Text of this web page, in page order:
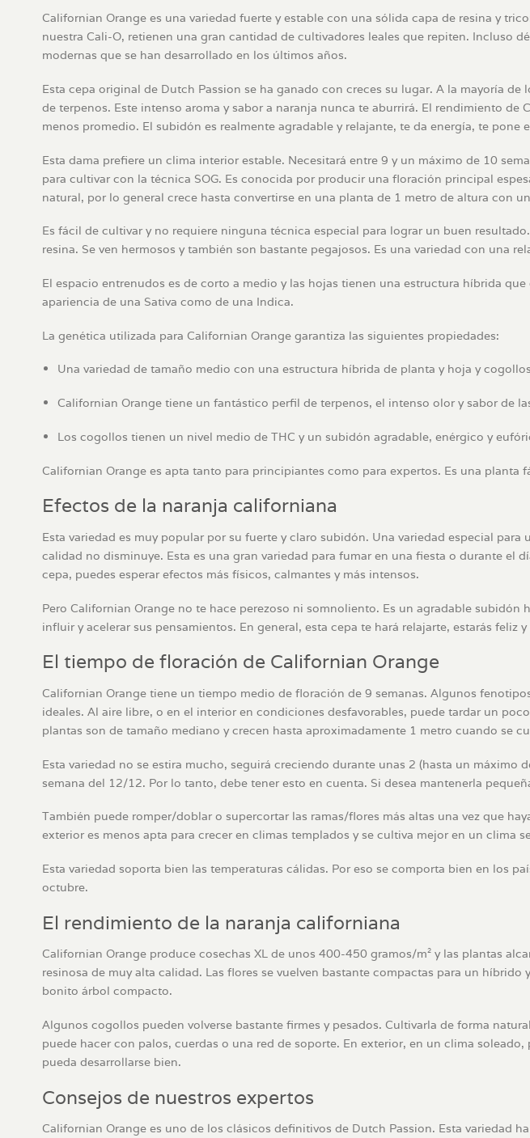
Californian Orange es una variedad fuerte y estable con una sólida capa de resina y
nuestra Cali-O, retienen una gran cantidad de cultivadores leales que repiten. Incluso
modernas que se han desarrollado en los últimos años.
Esta cepa original de Dutch Passion se ha ganado con creces su lugar. A la mayoría
de terpenos. Este intenso aroma y sabor a naranja nunca te aburrirá. El rendimiento
menos promedio. El subidón es realmente agradable y relajante, te da energía, te
Esta dama prefiere un clima interior estable. Necesitará entre 9 y un máximo de 10
para cultivar con la técnica SOG. Es conocida por producir una floración principal
natural, por lo general crece hasta convertirse en una planta de 1 metro de altura con
Es fácil de cultivar y no requiere ninguna técnica especial para lograr un buen
resina. Se ven hermosos y también son bastante pegajosos. Es una variedad con una
El espacio entrenudos es de corto a medio y las hojas tienen una estructura híbrida
apariencia de una Sativa como de una Indica.
La genética utilizada para Californian Orange garantiza las siguientes propiedades:
Una variedad de tamaño medio con una estructura híbrida de planta y hoja y
Californian Orange tiene un fantástico perfil de terpenos, el intenso olor y sabor de
Los cogollos tienen un nivel medio de THC y un subidón agradable, enérgico y
Californian Orange es apta tanto para principiantes como para expertos. Es una planta
Efectos de la naranja californiana
Esta variedad es muy popular por su fuerte y claro subidón. Una variedad especial
calidad no disminuye. Esta es una gran variedad para fumar en una fiesta o durante el
cepa, puedes esperar efectos más físicos, calmantes y más intensos.
Pero Californian Orange no te hace perezoso ni somnoliento. Es un agradable
influir y acelerar sus pensamientos. En general, esta cepa te hará relajarte, estarás
El tiempo de floración de Californian Orange
Californian Orange tiene un tiempo medio de floración de 9 semanas. Algunos
ideales. Al aire libre, o en el interior en condiciones desfavorables, puede tardar un
plantas son de tamaño mediano y crecen hasta aproximadamente 1 metro cuando se
Esta variedad no se estira mucho, seguirá creciendo durante unas 2 (hasta un
semana del 12/12. Por lo tanto, debe tener esto en cuenta. Si desea mantenerla
También puede romper/doblar o supercortar las ramas/flores más altas una vez que
exterior es menos apta para crecer en climas templados y se cultiva mejor en un clima
Esta variedad soporta bien las temperaturas cálidas. Por eso se comporta bien en los
octubre.
El rendimiento de la naranja californiana
Californian Orange produce cosechas XL de unos 400-450 gramos/m² y las plantas
resinosa de muy alta calidad. Las flores se vuelven bastante compactas para un
bonito árbol compacto.
Algunos cogollos pueden volverse bastante firmes y pesados. Cultivarla de forma
puede hacer con palos, cuerdas o una red de soporte. En exterior, en un clima
pueda desarrollarse bien.
Consejos de nuestros expertos
Californian Orange es uno de los clásicos definitivos de Dutch Passion. Esta variedad